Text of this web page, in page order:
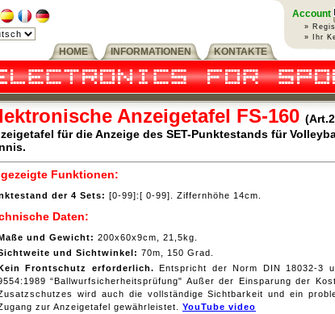
Account
»
» Ihr
HOME INFORMATIONEN KONTAKTE
Anzeigetafel FS-160
für die Anzeige des SET-Punktestands für
Funktionen:
der 4 Sets: [0-99]:[ 0-99]. Ziffernhöhe 14cm.
Daten:
und Gewicht: 200x60x9cm, 21,5kg.
und Sichtwinkel: 70m, 150 Grad.
Frontschutz erforderlich. Entspricht der Norm DIN 18032-3
“Ballwurfsicherheitsprüfung" Außer der Einsparung der
wird auch die vollständige Sichtbarkeit und ein
zur Anzeigetafel gewährleistet. YouTube video